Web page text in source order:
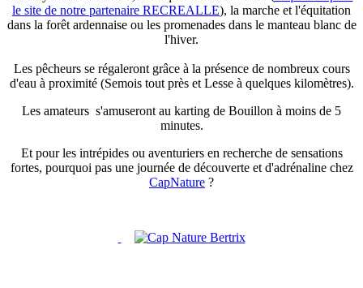
le site de notre partenaire RECREALLE), la marche et l'équitation
dans la forêt ardennaise ou les promenades dans le manteau blanc de
l'hiver.
Les pêcheurs se régaleront grâce à la présence de nombreux cours
d'eau à proximité (Semois tout près et Lesse à quelques kilomètres).
Les amateurs s'amuseront au karting de Bouillon à moins de 5
minutes.
Et pour les intrépides ou aventuriers en recherche de sensations
fortes, pourquoi pas une journée de découverte et d'adrénaline chez
CapNature ?